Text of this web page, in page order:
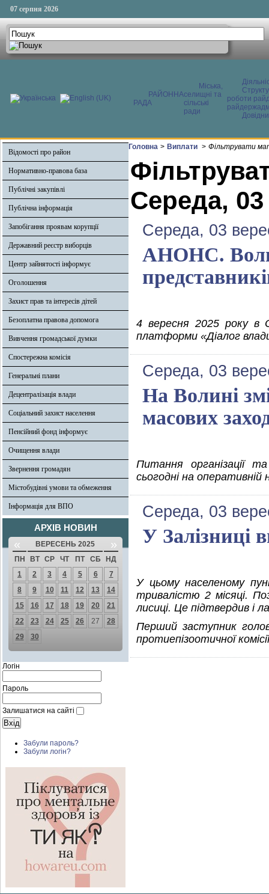
07 серпня 2026
РАЙОННА
РАДА
Міська,
селищні та
сільські
ради
роботи
Відомості про район
Нормативно-правова база
Публічні закупівлі
Публічна інформація
Запобігання проявам корупції
Державний реєстр виборців
Центр зайнятості інформує
Оголошення
Захист прав та інтересів дітей
Безоплатна правова допомога
Вивчення громадської думки
Спостережна комісія
Генеральні плани
Децентралізація влади
Соціальний захист населення
Пенсійний фонд інформує
Очищення влади
Звернення громадян
Містобудівні умови та обмеження
Інформація для ВПО
АРХІВ НОВИН
« ВЕРЕСЕНЬ 2025 »
ПН ВТ СР ЧТ ПТ СБ
НД
1
2 3 4 5 6
7
8
9 10 11 12 13
14
15
16 17 18 19 20
21
22
23 24 25 26 27
28
29
30
Логін
Пароль
Залишатися на сайті
Забули пароль?
Забули логін?
Головна > Виплати > Фільтрувати
Середа,
Середа, 03
АНОНС.
4 вересня 2025 року в
платформи «Діалог
Середа, 03
На Волині
масових
Питання організації
сьогодні на оперативній
Середа, 03
У Залізниці
У цьому населеному
тривалістю 2 місяці.
лисиці. Це підтвердив і
Перший заступник
протиепізоотичної